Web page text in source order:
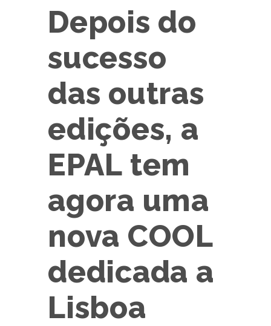
Depois do
sucesso
das outras
edições, a
EPAL tem
agora uma
nova COOL
dedicada a
Lisboa